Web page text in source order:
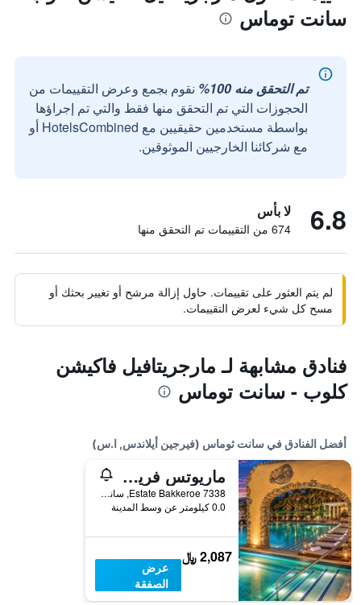
سانت توماس
تم التحقق منه 100%
نقوم بجمع وعرض التقييمات من
الحجوزات التي تم التحقق منها فقط والتي تم إجراؤها
بواسطة مستخدمين حقيقيين مع HotelsCombined أو
مع شركائنا الخارجيين الموثوقين.
6.8 لا بأس
674 من التقييمات تم التحقق منها
لم يتم العثور على تقييمات. حاول إزالة مرشح أو تغيير بحثك أو
مسح كل شيء لعرض التقييمات.
فنادق مشابهة لـ مارجريتافيل فاكيشن
كلوب - سانت توماس
أفضل الفنادق في سانت ثوماس (فيرجين أيلاندس, ا.س)
ماريوتس فريشنمانز كوف
7338 Estate Bakkeroe, سانت ثوماس (فيرجين أيلاندس, ا.س), جزر العذراء الأمريكية
0.0 كيلومتر عن وسط المدينة
2,087 ﷼
عرض
الصفقة